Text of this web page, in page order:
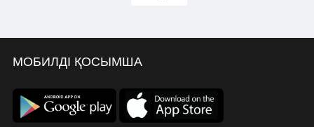
МОБИЛДІ ҚОСЫМША